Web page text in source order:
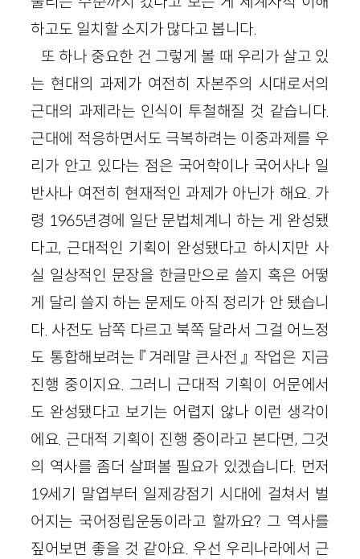
하고도 일치할 소지가 많다고 봅니다.
또 하나 중요한 건 그렇게 볼 때 우리가 살고 있
는 현대의 과제가 여전히 자본주의 시대로서의
근대의 과제라는 인식이 투철해질 것 같습니다.
근대에 적응하면서도 극복하려는 이중과제를 우
리가 안고 있다는 점은 국어학이나 국어사나 일
반사나 여전히 현재적인 과제가 아닌가 해요. 가
령 1965년경에 일단 문법체계니 하는 게 완성됐
다고, 근대적인 기획이 완성됐다고 하시지만 사
실 일상적인 문장을 한글만으로 쓸지 혹은 어떻
게 달리 쓸지 하는 문제도 아직 정리가 안 됐습니
다. 사전도 남쪽 다르고 북쪽 달라서 그걸 어느정
도 통합해보려는 『겨레말 큰사전』 작업은 지금
진행 중이지요. 그러니 근대적 기획이 어문에서
도 완성됐다고 보기는 어렵지 않나 이런 생각이
에요. 근대적 기획이 진행 중이라고 본다면, 그것
의 역사를 좀더 살펴볼 필요가 있겠습니다. 먼저
19세기 말엽부터 일제강점기 시대에 걸쳐서 벌
어지는 국어정립운동이라고 할까요? 그 역사를
짚어보면 좋을 것 같아요. 우선 우리나라에서 근